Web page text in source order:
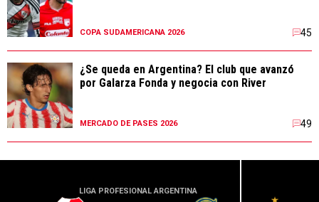
COPA SUDAMERICANA 2026 45
¿Se queda en Argentina? El club que avanzó
por Galarza Fonda y negocia con River
MERCADO DE PASES 2026 49
LIGA PROFESIONAL ARGENTINA